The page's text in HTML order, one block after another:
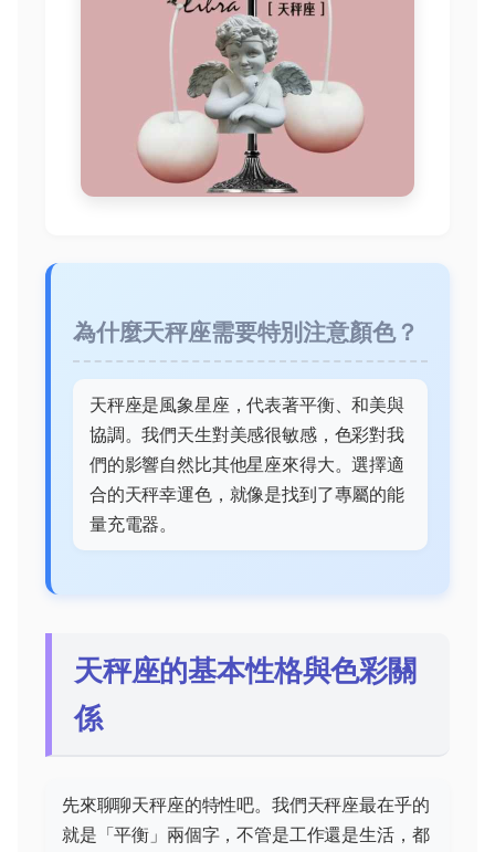
為什麼天秤座需要特別注意顏色？
天秤座是風象星座，代表著平衡、和美與
協調。我們天生對美感很敏感，色彩對我
們的影響自然比其他星座來得大。選擇適
合的天秤幸運色，就像是找到了專屬的能
量充電器。
天秤座的基本性格與色彩關
係
先來聊聊天秤座的特性吧。我們天秤座最在乎的
就是「平衡」兩個字，不管是工作還是生活，都